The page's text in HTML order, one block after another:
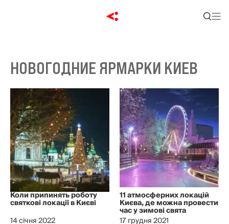
НОВОГОДНИЕ ЯРМАРКИ КИЕВ
Коли припинять роботу
святкові локації в Києві
14 січня 2022
11 атмосферних локацій
Києва, де можна провести
час у зимові свята
17 грудня 2021